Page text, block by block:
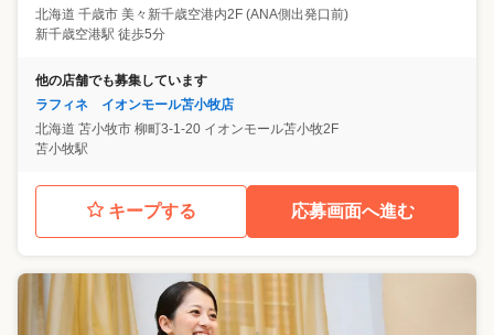
北海道 千歳市 美々新千歳空港内2F (ANA側出発口前)
新千歳空港駅 徒歩5分
他の店舗でも募集しています
ラフィネ イオンモール苫小牧店
北海道 苫小牧市 柳町3-1-20 イオンモール苫小牧2F
苫小牧駅
キープする 応募画面へ進む